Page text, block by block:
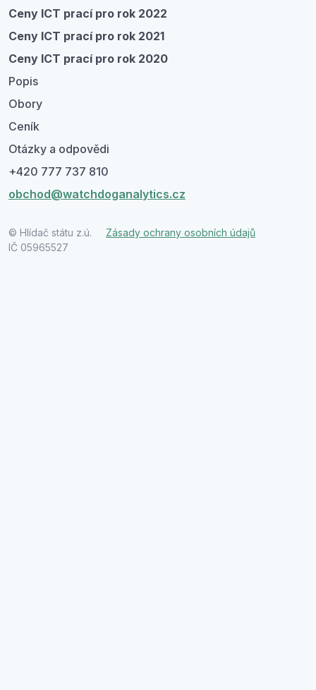
Ceny ICT prací pro rok 2022
Ceny ICT prací pro rok 2021
Ceny ICT prací pro rok 2020
Popis
Obory
Ceník
Otázky a odpovědi
+420 777 737 810
obchod@watchdoganalytics.cz
© Hlídač státu z.ú. Zásady ochrany osobních údajů
IČ 05965527